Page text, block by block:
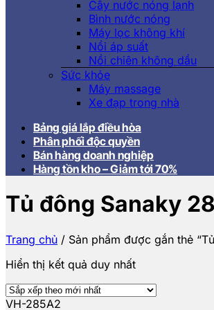
Cây nước nóng lạnh
Bình nước nóng
Máy lọc không khí
Nồi áp suất
Nồi chiên không dầu
Sức khỏe
Máy massage
Xe đạp trong nhà
Bảng giá lắp điều hòa
Phân phối độc quyền
Bán hàng doanh nghiệp
Hàng tồn kho – Giảm tới 70%
Tủ đông Sanaky
Trang chủ / Sản phẩm được gắn thẻ
Hiển thị kết quả duy nhất
VH-285A2